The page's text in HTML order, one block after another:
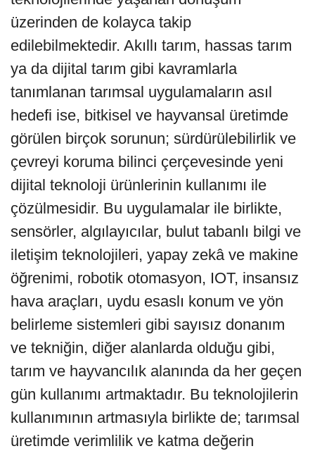
üzerinden de kolayca takip
edilebilmektedir. Akıllı tarım, hassas tarım
ya da dijital tarım gibi kavramlarla
tanımlanan tarımsal uygulamaların asıl
hedefi ise, bitkisel ve hayvansal üretimde
görülen birçok sorunun; sürdürülebilirlik ve
çevreyi koruma bilinci çerçevesinde yeni
dijital teknoloji ürünlerinin kullanımı ile
çözülmesidir. Bu uygulamalar ile birlikte,
sensörler, algılayıcılar, bulut tabanlı bilgi ve
iletişim teknolojileri, yapay zekâ ve makine
öğrenimi, robotik otomasyon, IOT, insansız
hava araçları, uydu esaslı konum ve yön
belirleme sistemleri gibi sayısız donanım
ve tekniğin, diğer alanlarda olduğu gibi,
tarım ve hayvancılık alanında da her geçen
gün kullanımı artmaktadır. Bu teknolojilerin
kullanımının artmasıyla birlikte de; tarımsal
üretimde verimlilik ve katma değerin